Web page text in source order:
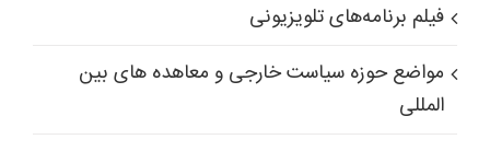
فیلم برنامه‌های تلویزیونی
مواضع حوزه سیاست خارجی و معاهده های بین
المللی